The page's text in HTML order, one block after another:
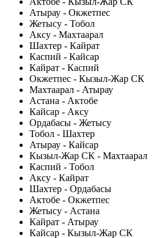
Атырау - Окжетпес
Жетысу - Тобол
Аксу - Махтаарал
Шахтер - Кайрат
Каспий - Кайсар
Кайрат - Каспий
Окжетпес - Кызыл-Жар СК
Махтаарал - Атырау
Астана - Актобе
Кайсар - Аксу
Ордабасы - Жетысу
Тобол - Шахтер
Атырау - Кайсар
Кызыл-Жар СК - Махтаарал
Каспий - Тобол
Аксу - Кайрат
Шахтер - Ордабасы
Актобе - Окжетпес
Жетысу - Астана
Кайрат - Атырау
Кайсар - Кызыл-Жар СК